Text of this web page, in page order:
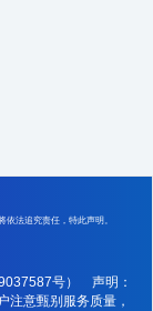
法追究责任，特此声明。
号）
声明：
注意甄别服务质量，